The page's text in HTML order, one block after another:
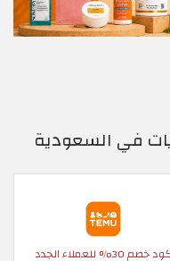
في السعودية
خصم 30% للعملاء الجدد